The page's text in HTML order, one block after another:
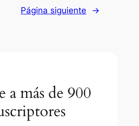
Página siguiente →
a más de 900